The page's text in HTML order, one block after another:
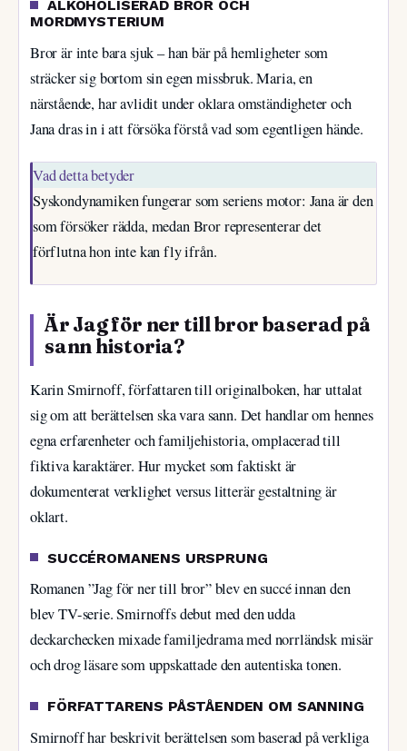
ALKOHOLISERAD BROR OCH
MORDMYSTERIUM
Bror är inte bara sjuk – han bär på hemligheter som
sträcker sig bortom sin egen missbruk. Maria, en
närstående, har avlidit under oklara omständigheter och
Jana dras in i att försöka förstå vad som egentligen hände.
Vad detta betyder
Syskondynamiken fungerar som seriens motor: Jana är den
som försöker rädda, medan Bror representerar det
förflutna hon inte kan fly ifrån.
Är Jag för ner till bror baserad på
sann historia?
Karin Smirnoff, författaren till originalboken, har uttalat
sig om att berättelsen ska vara sann. Det handlar om hennes
egna erfarenheter och familjehistoria, omplacerad till
fiktiva karaktärer. Hur mycket som faktiskt är
dokumenterat verklighet versus litterär gestaltning är
oklart.
SUCCÉROMANENS URSPRUNG
Romanen ”Jag för ner till bror” blev en succé innan den
blev TV-serie. Smirnoffs debut med den udda
deckarchecken mixade familjedrama med norrländsk misär
och drog läsare som uppskattade den autentiska tonen.
FÖRFATTARENS PÅSTÅENDEN OM SANNING
Smirnoff har beskrivit berättelsen som baserad på verkliga